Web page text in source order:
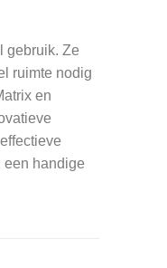
gebruik. Ze
ruimte nodig
en
een handige